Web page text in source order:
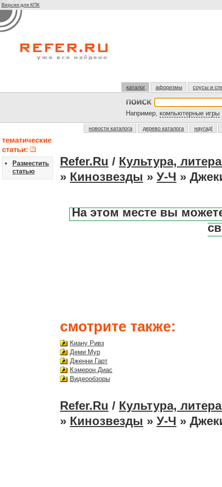
Версия для КПК
каталог афоризмы соусы и
Например, компьютерные игры
новости каталога дерево каталога наугад!
тематические
статьи:
Разместить
статью
Refer.Ru / Культура,
» Кинозвезды » У-Ч »
На этом месте вы
смотрите также:
Киану Ривз
Деми Мур
Дженни Гарт
Кэмерон Диас
Видеообзоры
Refer.Ru / Культура,
» Кинозвезды » У-Ч »